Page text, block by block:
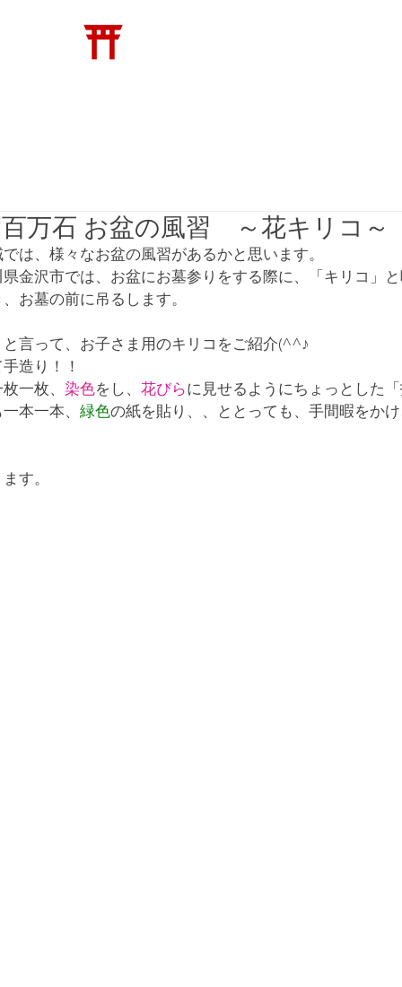
万石 お盆の風習 ～花キリコ～
は、様々なお盆の風習があるかと思います。
金沢市では、お盆にお墓参りをする際に、「キリコ」
お墓の前に吊るします。
言って、お子さま用のキリコをご紹介(^^♪
造り！！
一枚、 染色をし、 花びらに見せるようにちょっとした
本一本、 緑色の紙を貼り、、ととっても、手間暇をか
す。